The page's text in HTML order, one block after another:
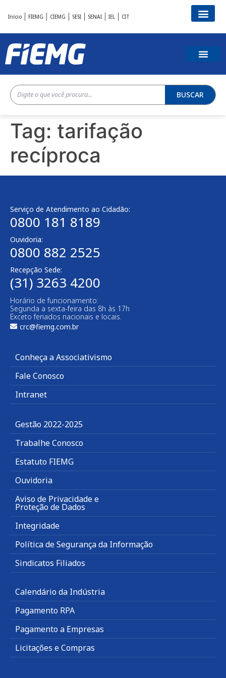
Início FIEMG CIEMG SESI SENAI IEL CIT
BUSCAR
Tag: tarifação
recíproca
Serviço de Atendimento ao Cidadão:
0800 181 8189
Ouvidoria:
0800 882 2525
Recepção Sede:
(31) 3263 4200
Horário de funcionamento:
Segunda a sexta-feira das 8h às 17h
Exceto feriados nacionais e locais.
crc@fiemg.com.br
Conheça a Associativismo
Fale Conosco
Intranet
Gestão 2022-2025
Trabalhe Conosco
Estatuto FIEMG
Ouvidoria
Aviso de Privacidade e
Proteção de Dados
Integridade
Política de Segurança da Informação
Sindicatos Filiados
Calendário da Indústria
Pagamento RPA
Pagamento a Empresas
Licitações e Compras